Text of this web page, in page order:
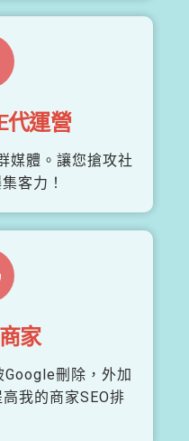
代運營
媒體。讓您搶攻社
客力！
家
刪除，外加
我的商家SEO排